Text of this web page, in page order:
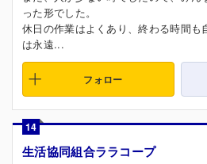
った形でした。
休日の作業はよくあり、終わる時間も
は永遠...
フォロー
14
生活協同組合ララコープ